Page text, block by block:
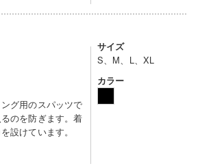
グ用のスパッツで
のを防ぎます。着
設けています。
サイズ
S、M、L、XL
カラー